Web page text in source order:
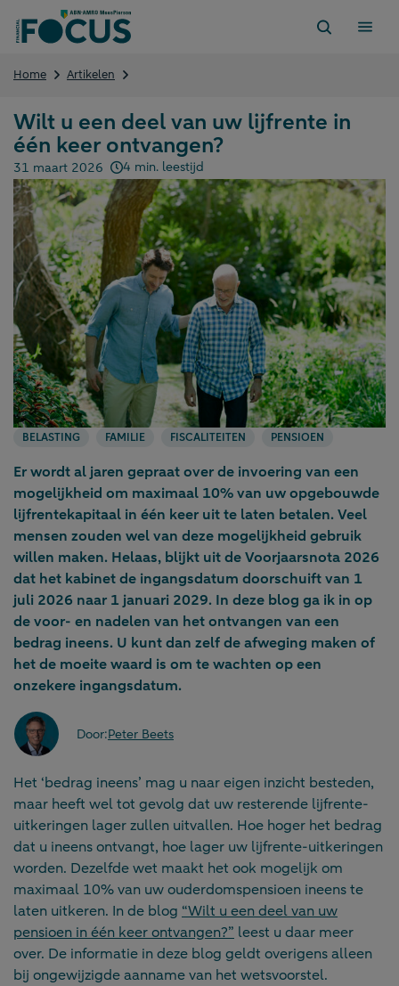
naar
Home Artikelen
deel
van
uw
lijfrente
in
één
keer
ontvangen?
Wilt u een deel van uw lijfrente in
één keer ontvangen?
Gepubliceerd op:
31 maart 2026 4 min. leestijd
BELASTING FAMILIE FISCALITEITEN PENSIOEN
Er wordt al jaren gepraat over de invoering van een
mogelijkheid om maximaal 10% van uw opgebouwde
lijfrentekapitaal in één keer uit te laten betalen. Veel
mensen zouden wel van deze mogelijkheid gebruik
willen maken. Helaas, blijkt uit de Voorjaarsnota 2026
dat het kabinet de ingangsdatum doorschuift van 1
juli 2026 naar 1 januari 2029. In deze blog ga ik in op
de voor- en nadelen van het ontvangen van een
bedrag ineens. U kunt dan zelf de afweging maken of
het de moeite waard is om te wachten op een
onzekere ingangsdatum.
Door:Peter Beets
Het ‘bedrag ineens’ mag u naar eigen inzicht besteden,
maar heeft wel tot gevolg dat uw resterende lijfrente-
uitkeringen lager zullen uitvallen. Hoe hoger het bedrag
dat u ineens ontvangt, hoe lager uw lijfrente-uitkeringen
worden. Dezelfde wet maakt het ook mogelijk om
maximaal 10% van uw ouderdomspensioen ineens te
laten uitkeren. In de blog “Wilt u een deel van uw
pensioen in één keer ontvangen?” leest u daar meer
over. De informatie in deze blog geldt overigens alleen
bij ongewijzigde aanname van het wetsvoorstel.